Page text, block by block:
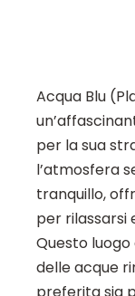
Acqua Blu
per la sua
l’atmosfera
tranquillo,
per rilassarsi
Questo
delle acque